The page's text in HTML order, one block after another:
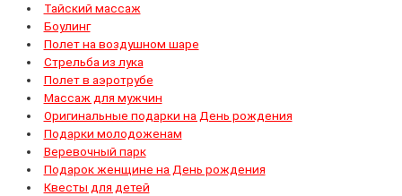
Тайский массаж
Боулинг
Полет на воздушном шаре
Стрельба из лука
Полет в аэротрубе
Массаж для мужчин
Оригинальные подарки на День рождения
Подарки молодоженам
Веревочный парк
Подарок женщине на День рождения
Квесты для детей